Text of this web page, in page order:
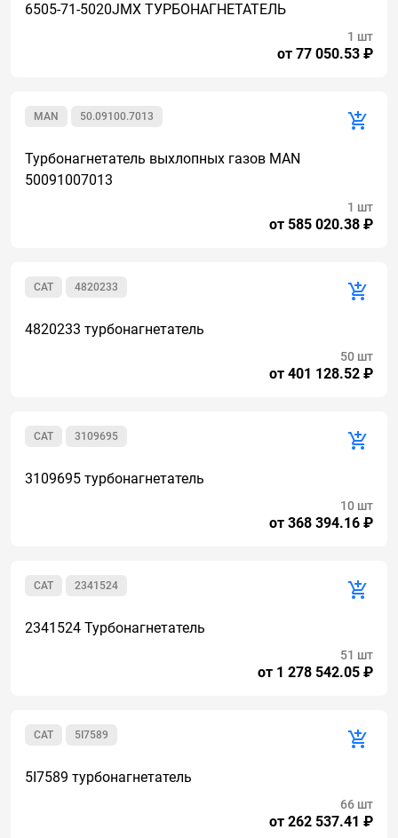
6505-71-5020JMX ТУРБОНАГНЕТАТЕЛЬ
от 77 050.53 ₽
1 шт
50.09100.7013
MAN
Турбонагнетатель выхлопных газов MAN
50091007013
от 585 020.38 ₽
1 шт
4820233
CAT
4820233 турбонагнетатель
от 401 128.52 ₽
50 шт
3109695
CAT
3109695 турбонагнетатель
от 368 394.16 ₽
10 шт
2341524
CAT
2341524 Турбонагнетатель
от 1 278 542.05 ₽
51 шт
5I7589
CAT
5I7589 турбонагнетатель
от 262 537.41 ₽
66 шт